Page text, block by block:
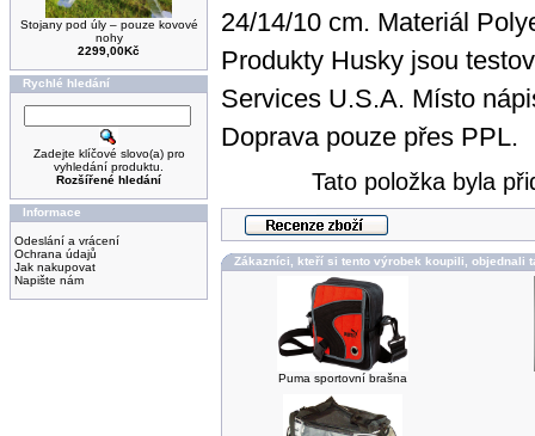
Stojany pod úly – pouze kovové
nohy
2299,00Kč
Rychlé hledání
Zadejte klíčové slovo(a) pro
vyhledání produktu.
Rozšířené hledání
Informace
Odeslání a vrácení
Ochrana údajů
Jak nakupovat
Napište nám
24/14/10 cm. Materiál
Produkty Husky jsou
Services U.S.A. Místo
Doprava pouze přes PPL.
Tato položka byla
Zákazníci, kteří si tento výrobek koupili, objednali
Puma sportovní brašna